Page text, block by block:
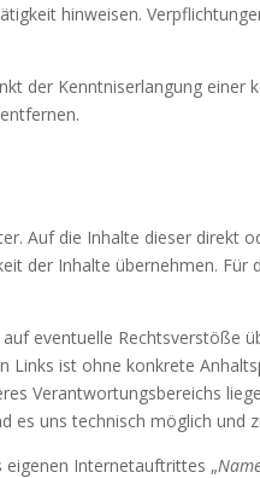
hinweisen.
der Kenntniserlangung
Auf die Inhalte dieser direkt
der Inhalte übernehmen.
eventuelle
Links ist ohne konkrete
Verantwortungsbereichs
es uns technisch möglich
eigenen Internetauftrittes „